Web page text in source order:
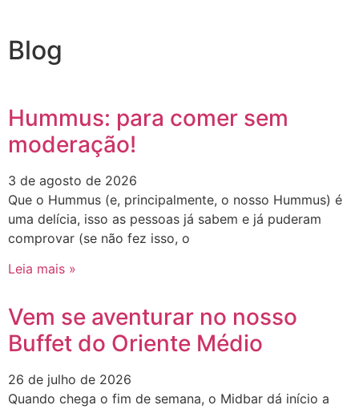
Blog
Hummus: para comer sem
moderação!
3 de agosto de 2026
Que o Hummus (e, principalmente, o nosso Hummus) é
uma delícia, isso as pessoas já sabem e já puderam
comprovar (se não fez isso, o
Leia mais »
Vem se aventurar no nosso
Buffet do Oriente Médio
26 de julho de 2026
Quando chega o fim de semana, o Midbar dá início a